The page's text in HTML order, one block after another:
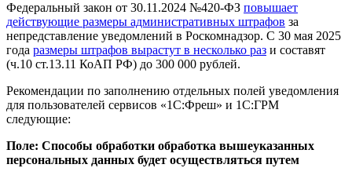
Федеральный закон от 30.11.2024 №420-ФЗ повышает
действующие размеры административных штрафов за
непредставление уведомлений в Роскомнадзор. С 30 мая 2025
года размеры штрафов вырастут в несколько раз и составят
(ч.10 ст.13.11 КоАП РФ) до 300 000 рублей.
Рекомендации по заполнению отдельных полей уведомления
для пользователей сервисов «1С:Фреш» и 1С:ГРМ
следующие:
Поле: Способы обработки обработка вышеуказанных
персональных данных будет осуществляться путем